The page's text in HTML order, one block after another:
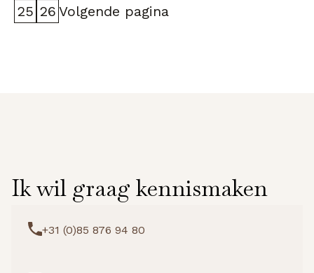
25 26 Volgende pagina
Ik wil graag kennismaken
+31 (0)85 876 94 80